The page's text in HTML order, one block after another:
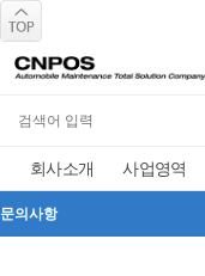
회사소개 사업영역
CNPOS NEWS
문의사항